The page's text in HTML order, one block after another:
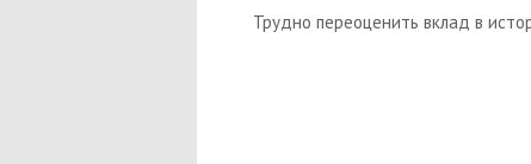
Трудно переоценить вклад в